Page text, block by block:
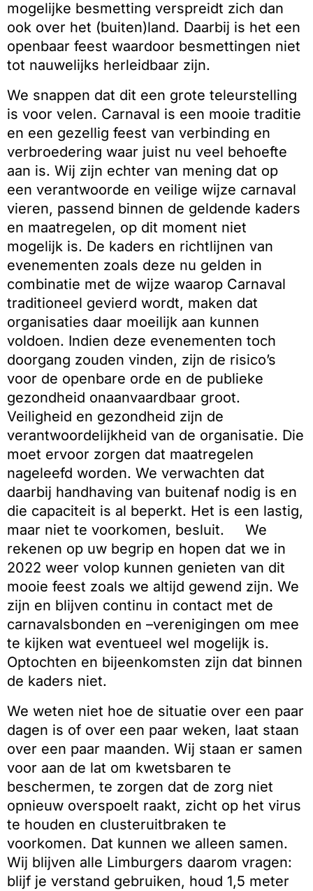
mogelijke besmetting verspreidt zich dan
ook over het (buiten)land. Daarbij is het een
openbaar feest waardoor besmettingen niet
tot nauwelijks herleidbaar zijn.
We snappen dat dit een grote teleurstelling
is voor velen. Carnaval is een mooie traditie
en een gezellig feest van verbinding en
verbroedering waar juist nu veel behoefte
aan is. Wij zijn echter van mening dat op
een verantwoorde en veilige wijze carnaval
vieren, passend binnen de geldende kaders
en maatregelen, op dit moment niet
mogelijk is. De kaders en richtlijnen van
evenementen zoals deze nu gelden in
combinatie met de wijze waarop Carnaval
traditioneel gevierd wordt, maken dat
organisaties daar moeilijk aan kunnen
voldoen. Indien deze evenementen toch
doorgang zouden vinden, zijn de risico’s
voor de openbare orde en de publieke
gezondheid onaanvaardbaar groot.
Veiligheid en gezondheid zijn de
verantwoordelijkheid van de organisatie. Die
moet ervoor zorgen dat maatregelen
nageleefd worden. We verwachten dat
daarbij handhaving van buitenaf nodig is en
die capaciteit is al beperkt. Het is een lastig,
maar niet te voorkomen, besluit. We
rekenen op uw begrip en hopen dat we in
2022 weer volop kunnen genieten van dit
mooie feest zoals we altijd gewend zijn. We
zijn en blijven continu in contact met de
carnavalsbonden en –verenigingen om mee
te kijken wat eventueel wel mogelijk is.
Optochten en bijeenkomsten zijn dat binnen
de kaders niet.
We weten niet hoe de situatie over een paar
dagen is of over een paar weken, laat staan
over een paar maanden. Wij staan er samen
voor aan de lat om kwetsbaren te
beschermen, te zorgen dat de zorg niet
opnieuw overspoelt raakt, zicht op het virus
te houden en clusteruitbraken te
voorkomen. Dat kunnen we alleen samen.
Wij blijven alle Limburgers daarom vragen:
blijf je verstand gebruiken, houd 1,5 meter